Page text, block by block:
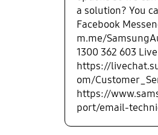
a solution? You
Facebook
m.me/
1300 362 603
https://
om/
https://
port/email-